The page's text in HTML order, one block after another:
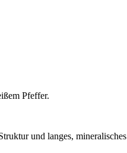
Pfeffer.
und langes,